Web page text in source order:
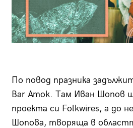
По повод празника
Bar Amok. Там Иван Шопов
проекта си Folkwires, а до
Шопова, творяща в